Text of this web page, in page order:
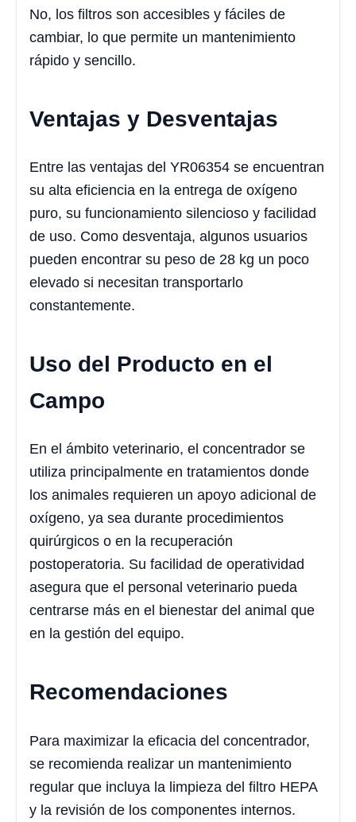
No, los filtros son accesibles y fáciles de
cambiar, lo que permite un mantenimiento
rápido y sencillo.
Ventajas y Desventajas
Entre las ventajas del YR06354 se encuentran
su alta eficiencia en la entrega de oxígeno
puro, su funcionamiento silencioso y facilidad
de uso. Como desventaja, algunos usuarios
pueden encontrar su peso de 28 kg un poco
elevado si necesitan transportarlo
constantemente.
Uso del Producto en el
Campo
En el ámbito veterinario, el concentrador se
utiliza principalmente en tratamientos donde
los animales requieren un apoyo adicional de
oxígeno, ya sea durante procedimientos
quirúrgicos o en la recuperación
postoperatoria. Su facilidad de operatividad
asegura que el personal veterinario pueda
centrarse más en el bienestar del animal que
en la gestión del equipo.
Recomendaciones
Para maximizar la eficacia del concentrador,
se recomienda realizar un mantenimiento
regular que incluya la limpieza del filtro HEPA
y la revisión de los componentes internos.